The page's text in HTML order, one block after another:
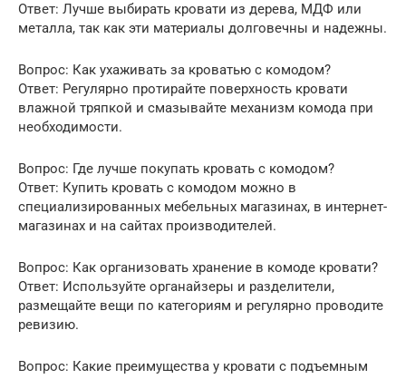
Ответ: Лучше выбирать кровати из дерева, МДФ или
металла, так как эти материалы долговечны и надежны.
Вопрос: Как ухаживать за кроватью с комодом?
Ответ: Регулярно протирайте поверхность кровати
влажной тряпкой и смазывайте механизм комода при
необходимости.
Вопрос: Где лучше покупать кровать с комодом?
Ответ: Купить кровать с комодом можно в
специализированных мебельных магазинах, в интернет-
магазинах и на сайтах производителей.
Вопрос: Как организовать хранение в комоде кровати?
Ответ: Используйте органайзеры и разделители,
размещайте вещи по категориям и регулярно проводите
ревизию.
Вопрос: Какие преимущества у кровати с подъемным